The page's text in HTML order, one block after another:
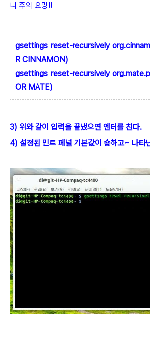
니 주의 요망!!
gsettings reset-recursively
R CINNAMON)
gsettings reset-recursively
OR MATE)
3) 위와 같이 입력을 끝냈으면 엔터를 친다.
4) 설정된 민트 페널 기본값이 숑하고~ 나타